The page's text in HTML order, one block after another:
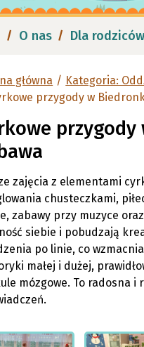
O nas Dla rodziców
główna
Kategoria:
przygody w
zajęcia z elementami
chusteczkami,
zabawy przy muzyce
siebie i pobudzają
po linie, co
małej i dużej,
mózgowe. To radosna